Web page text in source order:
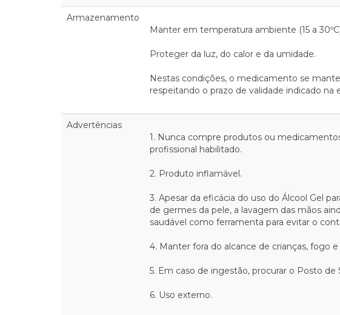
Armazenamento
Manter em temperatura ambiente (15 a
Proteger da luz, do calor e da umidade.
Nestas condições, o medicamento se
respeitando o prazo de validade indicado na
Advertências
1. Nunca compre produtos ou
profissional habilitado.
2. Produto inflamável.
3. Apesar da eficácia do uso do Álcool Gel
de germes da pele, a lavagem das mãos
saudável como ferramenta para evitar o
4. Manter fora do alcance de crianças, fogo
5. Em caso de ingestão, procurar o Posto de
6. Uso externo.